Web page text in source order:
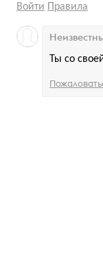
Войти Правила
Ты со